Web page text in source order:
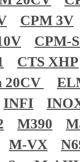
CPM 3V
CPM-
CTS XHP
20CV
INFI
M390
M-VX